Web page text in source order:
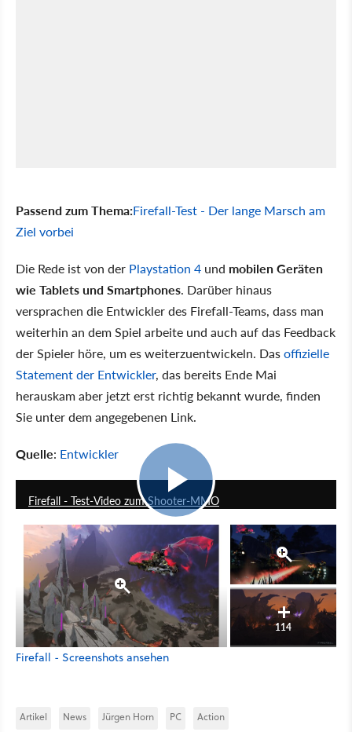
Passend zum Thema:Firefall-Test - Der lange Marsch am
Ziel vorbei
Die Rede ist von der Playstation 4 und mobilen Geräten
wie Tablets und Smartphones. Darüber hinaus
versprachen die Entwickler des Firefall-Teams, dass man
weiterhin an dem Spiel arbeite und auch auf das Feedback
der Spieler höre, um es weiterzuentwickeln. Dasoffizielle
Statement der Entwickler, das bereits Ende Mai
herauskam aber jetzt erst richtig bekannt wurde, finden
Sie unter dem angegebenen Link.
Quelle: Entwickler
Firefall - Test-Video zum Shooter-MMO
114
Firefall - Screenshots ansehen
Artikel News Jürgen Horn PC Action